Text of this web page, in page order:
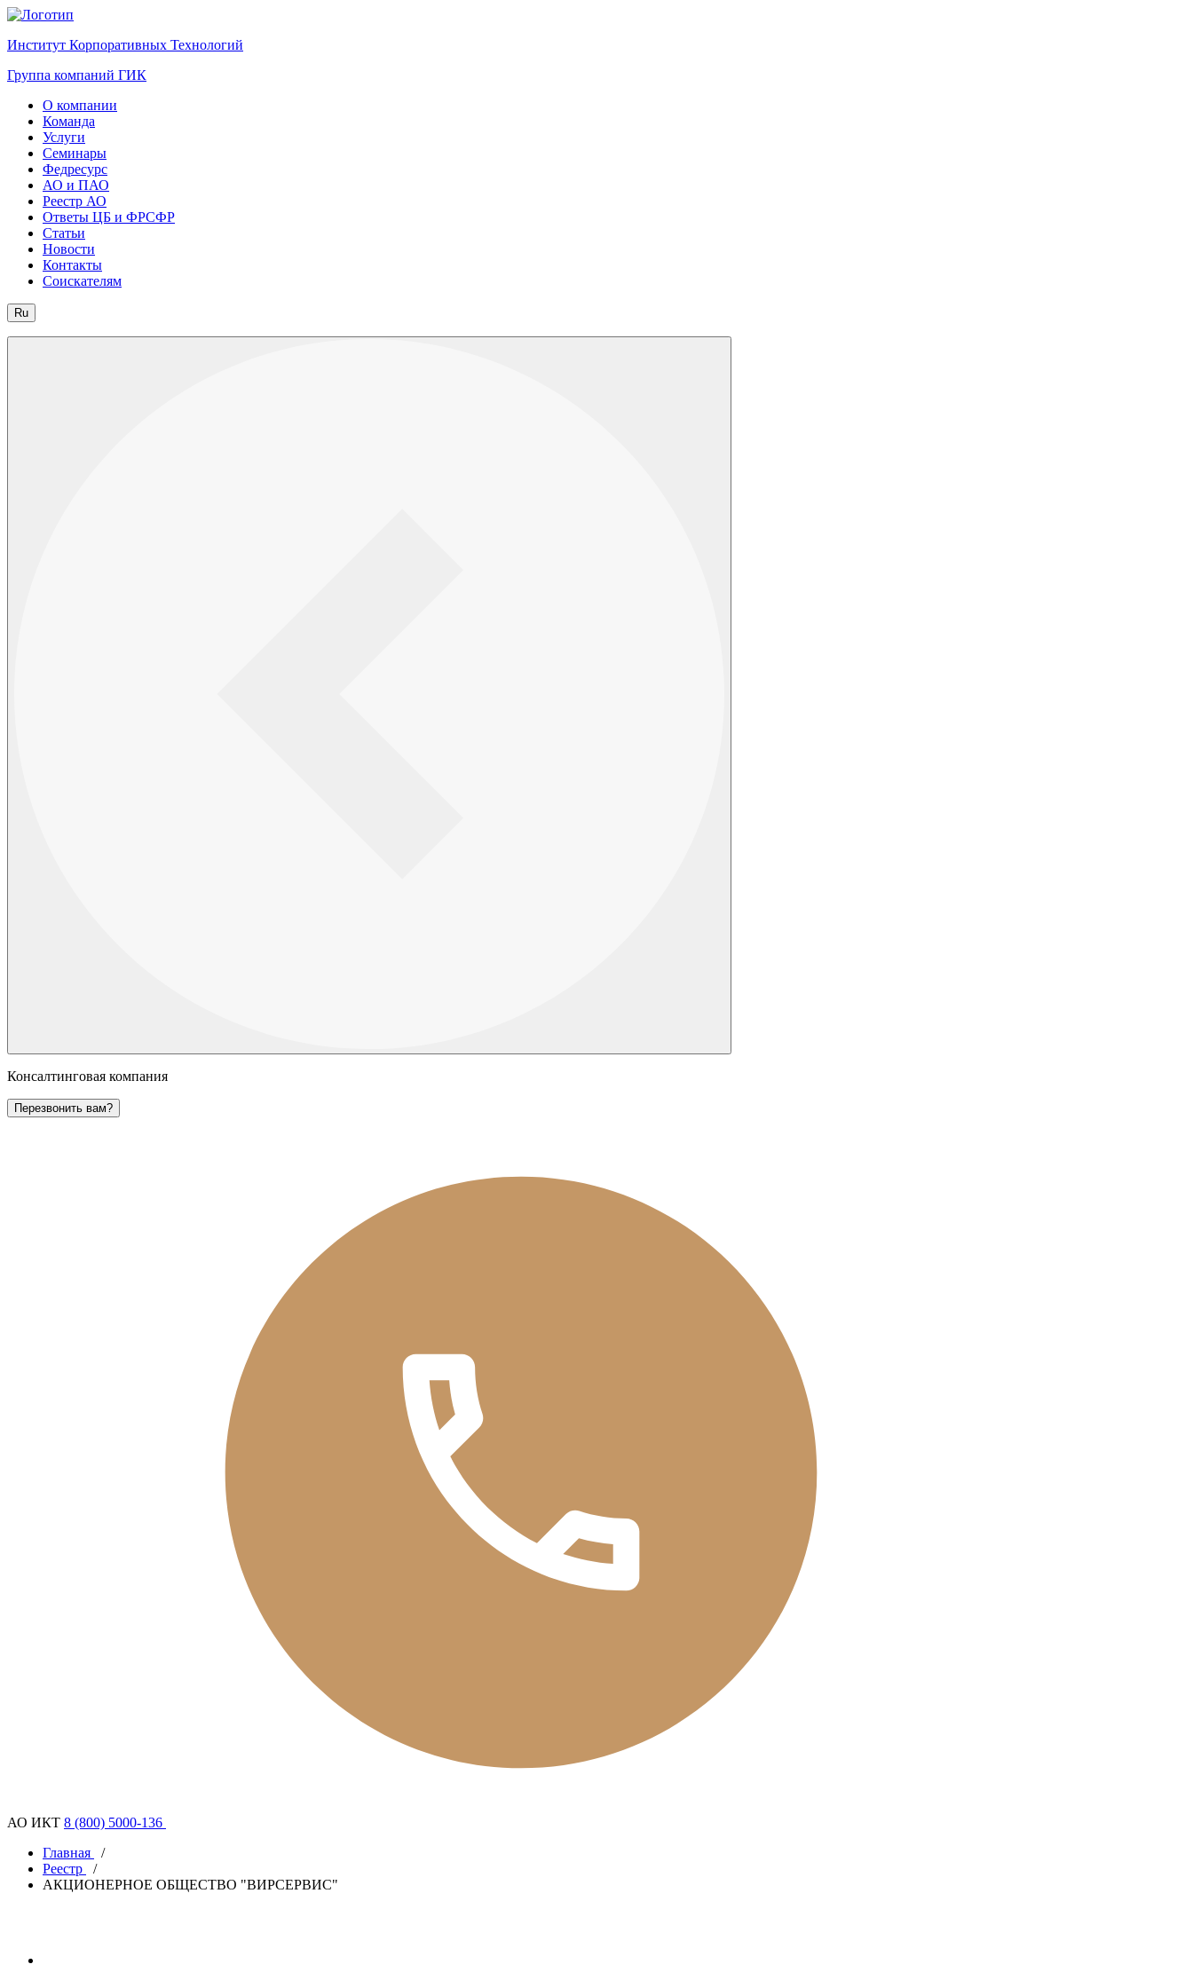
Институт Корпоративных Технологий
Группа компаний ГИК
О компании
Команда
Услуги
Семинары
Федресурс
АО и ПАО
Реестр АО
Ответы ЦБ и ФРСФР
Статьи
Новости
Контакты
Соискателям
Ru
Консалтинговая компания
Перезвонить вам?
АО ИКТ 8 (800) 5000-136
Главная
/
Реестр
/
АКЦИОНЕРНОЕ ОБЩЕСТВО "ВИРСЕРВИС"